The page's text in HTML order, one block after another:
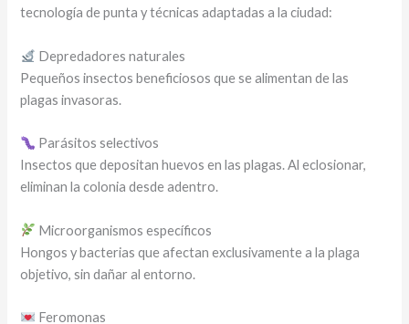
tecnología de punta y técnicas adaptadas a la ciudad:
Depredadores naturales
Pequeños insectos beneficiosos que se alimentan de las
plagas invasoras.
Parásitos selectivos
Insectos que depositan huevos en las plagas. Al eclosionar,
eliminan la colonia desde adentro.
Microorganismos específicos
Hongos y bacterias que afectan exclusivamente a la plaga
objetivo, sin dañar al entorno.
Feromonas